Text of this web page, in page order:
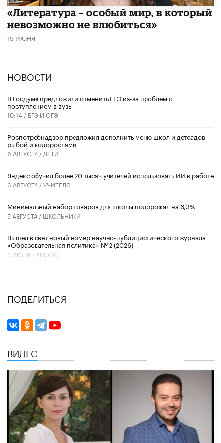
​«Литература – особый мир, в который
невозможно не влюбиться»
19 ИЮНЯ
НОВОСТИ
В Госдуме предложили отменить ЕГЭ из-за проблем с
поступлением в вузы
10:14 / ЕГЭ И ОГЭ
Роспотребнадзор предложил дополнить меню школ и детсадов
рыбой и водорослями
6 АВГУСТА / ДЕТИ
​Яндекс обучил более 20 тысяч учителей использовать ИИ в работе
6 АВГУСТА /УЧИТЕЛЯ
Минимальный набор товаров для школы подорожал на 6,3%
5 АВГУСТА / ШКОЛЬНИКИ
Вышел в свет новый номер научно-публицистического журнала
«Образовательная политика» № 2 (2026)
3 ИЮЛЯ / АНОНС
ПОДЕЛИТЬСЯ
ВИДЕО